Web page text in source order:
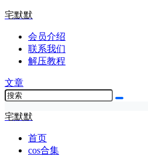
宅默默
会员介绍
联系我们
解压教程
文章
宅默默
首页
cos合集